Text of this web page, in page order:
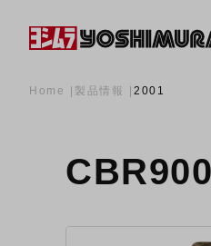
Home 製品情報 2001